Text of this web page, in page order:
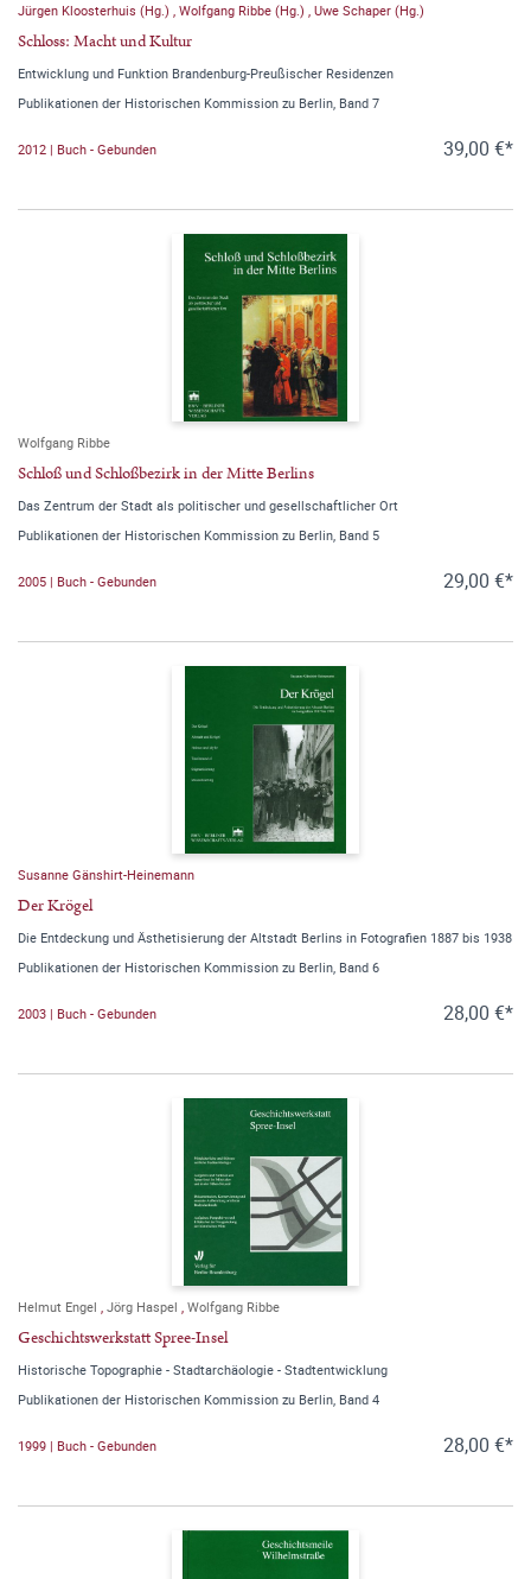
Jürgen Kloosterhuis (Hg.) , Wolfgang Ribbe (Hg.) , Uwe Schaper (Hg.)
Schloss: Macht und Kultur
Entwicklung und Funktion Brandenburg-Preußischer Residenzen
Publikationen der Historischen Kommission zu Berlin, Band 7
2012 | Buch - Gebunden 39,00 €*
Wolfgang Ribbe
Schloß und Schloßbezirk in der Mitte Berlins
Das Zentrum der Stadt als politischer und gesellschaftlicher Ort
Publikationen der Historischen Kommission zu Berlin, Band 5
2005 | Buch - Gebunden 29,00 €*
Susanne Gänshirt-Heinemann
Der Krögel
Die Entdeckung und Ästhetisierung der Altstadt Berlins in Fotografien 1887 bis 1938
Publikationen der Historischen Kommission zu Berlin, Band 6
2003 | Buch - Gebunden 28,00 €*
Helmut Engel , Jörg Haspel , Wolfgang Ribbe
Geschichtswerkstatt Spree-Insel
Historische Topographie - Stadtarchäologie - Stadtentwicklung
Publikationen der Historischen Kommission zu Berlin, Band 4
1999 | Buch - Gebunden 28,00 €*